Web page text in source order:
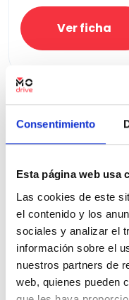
Consentimiento
Esta página web usa
Las cookies de este
el contenido y los
sociales y analizar el
información sobre el
nuestros partners de
web, quienes pueden
Ver ficha
100% Online